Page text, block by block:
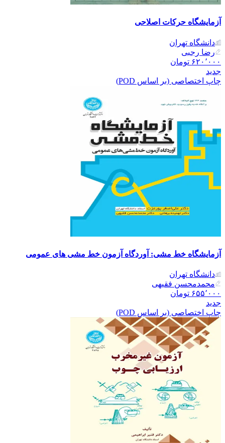
آزمایشگاه حرکات اصلاحی
دانشگاه تهران
رضا رجبی
۶۲۰٬۰۰۰ تومان
جدید
چاپ اختصاصی (بر اساس POD)
آزمایشگاه خط مشی: آوردگاه آزمون خط مشی های عمومی
دانشگاه تهران
محمدمحسن فقیهی
۶۵۵٬۰۰۰ تومان
جدید
چاپ اختصاصی (بر اساس POD)